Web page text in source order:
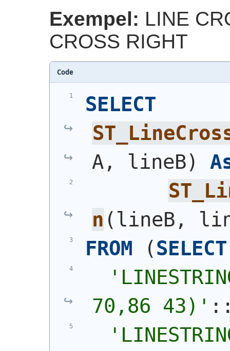
Exempel: LINE
CROSS RIGHT
Code
SELECT
A, lineB)
n ( lineB,
FROM
(SELECT
'
70,86 43) '
'